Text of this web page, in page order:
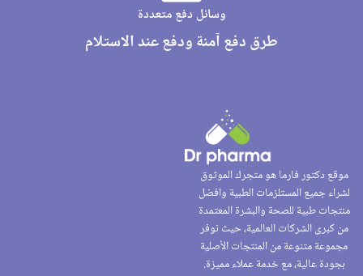
وسائل دفع متعددة
طرق دفع آمنة ودفع عند الاستلام
موقع دكتور فارما هو متجرك الموثوق
لشراء جميع المستلزمات الطبية وافضل
منتجات طبية للصحة والبشرة المعتمدة
من كبرى الشركات العالمية، حيث نوفر
مجموعة متنوعة من المنتجات الأصلية
بجودة عالية، مع خدمة عملاء مميزة.